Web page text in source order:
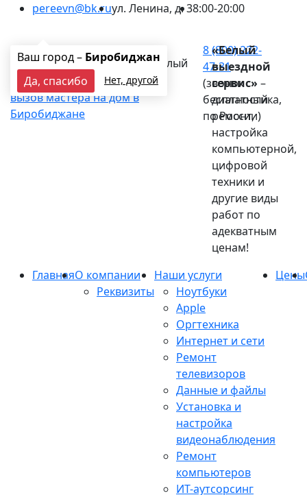
pereevn@bk.ruул. Ленина, д. 38:00-20:00
Ваш город – Биробиджан
Да, спасибо
Нет, другой
Белый
выездной сервис
вызов мастера на дом в
Биробиджане
8 (800) 222-
47-31
(звонок
бесплатный
по России)
«Белый
выездной
сервис» –
диагностика,
ремонт,
настройка
компьютерной,
цифровой
техники и
другие виды
работ по
адекватным
ценам!
ГлавнаяО компании
Реквизиты
Наши услуги
Ноутбуки
Apple
Оргтехника
Интернет и сети
Ремонт
телевизоров
Данные и файлы
Установка и
настройка
видеонаблюдения
Ремонт
компьютеров
ИТ-аутсорсинг
Цены